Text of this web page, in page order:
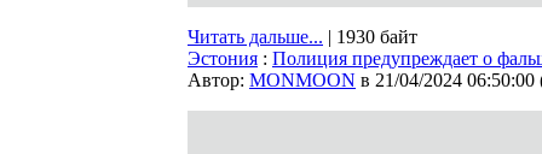
Читать дальше... | 1930 байт
Эстония : Полиция предупреждает о
Автор: MONMOON в 21/04/2024 06:50:00